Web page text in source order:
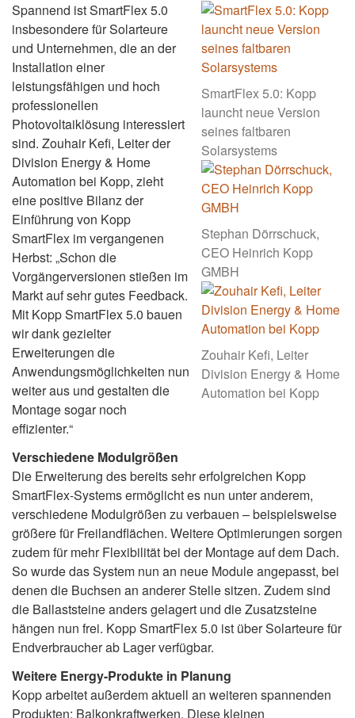
SmartFlex 5.0: Kopp
launcht neue Version
seines faltbaren
Solarsystems
Stephan Dörrschuck,
CEO Heinrich Kopp
GMBH
Zouhair Kefi, Leiter
Division Energy & Home
Automation bei Kopp
Spannend ist SmartFlex 5.0
insbesondere für Solarteure
und Unternehmen, die an der
Installation einer
leistungsfähigen und hoch
professionellen
Photovoltaiklösung interessiert
sind. Zouhair Kefi, Leiter der
Division Energy & Home
Automation bei Kopp, zieht
eine positive Bilanz der
Einführung von Kopp
SmartFlex im vergangenen
Herbst: „Schon die
Vorgängerversionen stießen im
Markt auf sehr gutes Feedback.
Mit Kopp SmartFlex 5.0 bauen
wir dank gezielter
Erweiterungen die
Anwendungsmöglichkeiten nun
weiter aus und gestalten die
Montage sogar noch
effizienter.“
Verschiedene Modulgrößen
Die Erweiterung des bereits sehr erfolgreichen Kopp
SmartFlex-Systems ermöglicht es nun unter anderem,
verschiedene Modulgrößen zu verbauen – beispielsweise
größere für Freilandflächen. Weitere Optimierungen sorgen
zudem für mehr Flexibilität bei der Montage auf dem Dach.
So wurde das System nun an neue Module angepasst, bei
denen die Buchsen an anderer Stelle sitzen. Zudem sind
die Ballaststeine anders gelagert und die Zusatzsteine
hängen nun frei. Kopp SmartFlex 5.0 ist über Solarteure für
Endverbraucher ab Lager verfügbar.
Weitere Energy-Produkte in Planung
Kopp arbeitet außerdem aktuell an weiteren spannenden
Produkten: Balkonkraftwerken. Diese kleinen